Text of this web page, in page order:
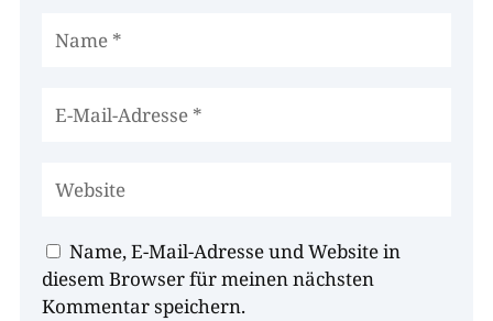
Name, E-Mail-Adresse und Website in
diesem Browser für meinen nächsten
Kommentar speichern.